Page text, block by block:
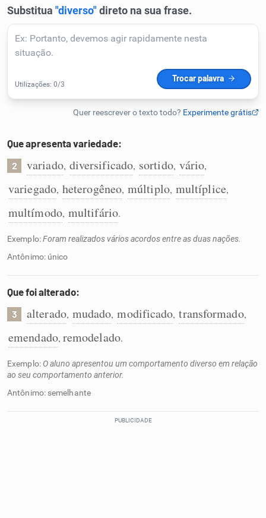
Cata-letras
Dicionário
Sinônimos
Que apresenta variedade:
2 variado, diversificado, sortido, vário,
variegado, heterogêneo, múltiplo, multíplice,
multímodo, multifário.
Exemplo:Foram realizados vários acordos entre as duas nações.
Antônimo: único
Que foi alterado:
3 alterado, mudado, modificado, transformado,
emendado, remodelado.
Exemplo: O aluno apresentou um comportamento diverso em relação
ao seu comportamento anterior.
Antônimo: semelhante